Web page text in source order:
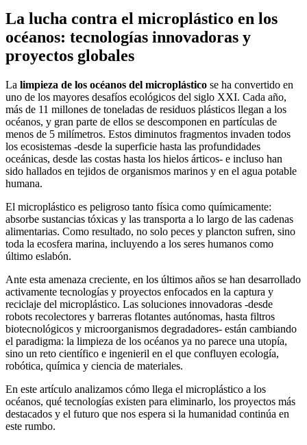
La lucha contra el microplástico en los
océanos: tecnologías innovadoras y
proyectos globales
La limpieza de los océanos del microplástico se ha convertido en
uno de los mayores desafíos ecológicos del siglo XXI. Cada año,
más de 11 millones de toneladas de residuos plásticos llegan a los
océanos, y gran parte de ellos se descomponen en partículas de
menos de 5 milímetros. Estos diminutos fragmentos invaden todos
los ecosistemas -desde la superficie hasta las profundidades
oceánicas, desde las costas hasta los hielos árticos- e incluso han
sido hallados en tejidos de organismos marinos y en el agua potable
humana.
El microplástico es peligroso tanto física como químicamente:
absorbe sustancias tóxicas y las transporta a lo largo de las cadenas
alimentarias. Como resultado, no solo peces y plancton sufren, sino
toda la ecosfera marina, incluyendo a los seres humanos como
último eslabón.
Ante esta amenaza creciente, en los últimos años se han desarrollado
activamente tecnologías y proyectos enfocados en la captura y
reciclaje del microplástico. Las soluciones innovadoras -desde
robots recolectores y barreras flotantes autónomas, hasta filtros
biotecnológicos y microorganismos degradadores- están cambiando
el paradigma: la limpieza de los océanos ya no parece una utopía,
sino un reto científico e ingenieril en el que confluyen ecología,
robótica, química y ciencia de materiales.
En este artículo analizamos cómo llega el microplástico a los
océanos, qué tecnologías existen para eliminarlo, los proyectos más
destacados y el futuro que nos espera si la humanidad continúa en
este rumbo.